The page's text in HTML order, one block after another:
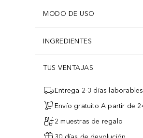
MODO DE USO
INGREDIENTES
TUS VENTAJAS
Entrega 2-3 días laborables
Envío gratuito A partir de
2 muestras de regalo